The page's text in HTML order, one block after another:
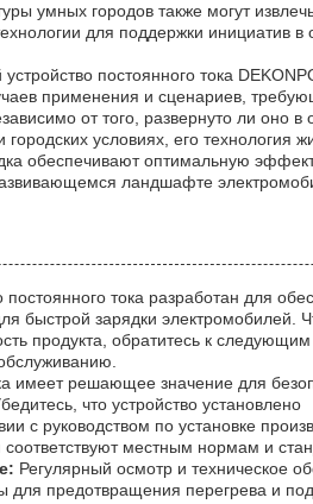
умных городов также могут
для поддержки инициатив в
постоянного тока
применения и сценариев,
от того, развернуто ли оно в
условиях, его технология
обеспечивают оптимальную
ландшафте
тока разработан для
быстрой зарядки электромобилей.
продукта, обратитесь к следующим
имеет решающее значение для
что устройство установлено
с руководством по установке
местным нормам и
Регулярный осмотр и техническое
для предотвращения перегрева и